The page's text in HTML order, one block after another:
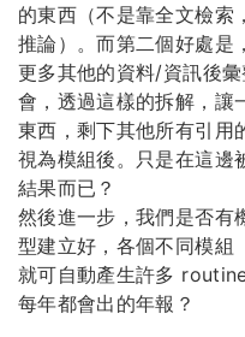
的東西（不是靠全文檢索
推論）。而第二個好處是
更多其他的資料/資訊後
會，透過這樣的拆解，讓
東西，剩下其他所有引用
視為模組後。只是在這邊
結果而已？
然後進一步，我們是否有
型建立好，各個不同模組
就可自動產生許多
每年都會出的年報？